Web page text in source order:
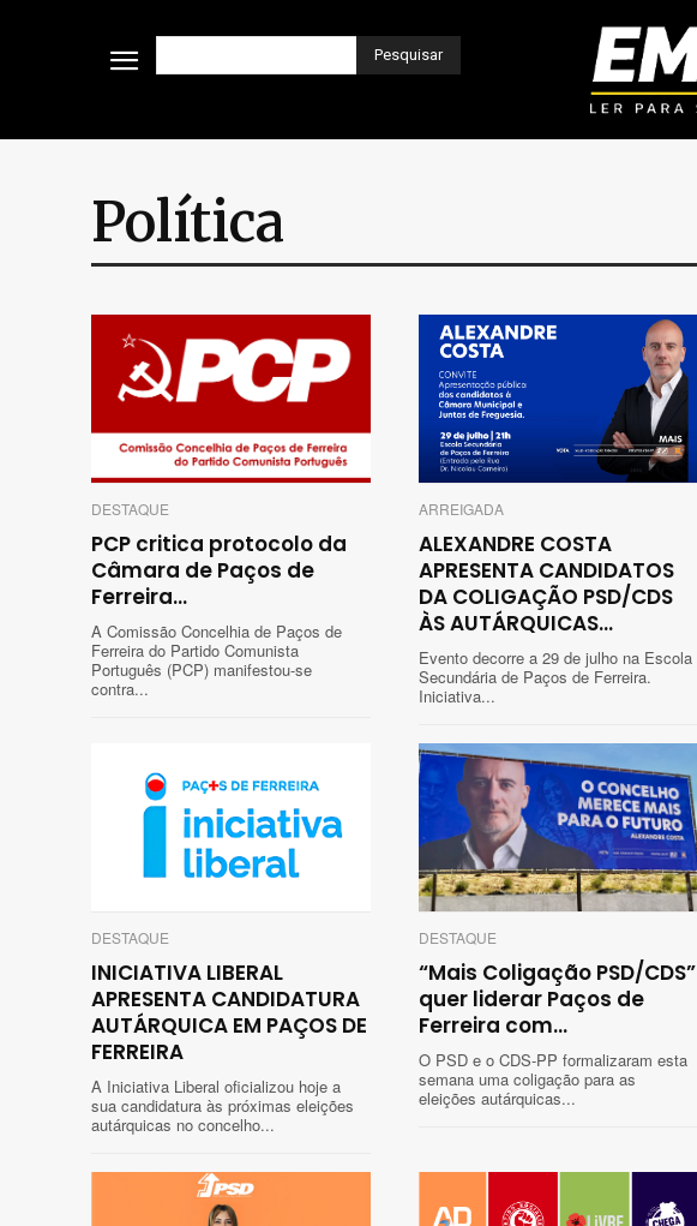
Pesquisar
Política
DESTAQUE
PCP critica protocolo da
Câmara de Paços de
Ferreira...
A Comissão Concelhia de Paços de
Ferreira do Partido Comunista
Português (PCP) manifestou-se
contra...
ARREIGADA
ALEXANDRE COSTA
APRESENTA CANDIDATOS
DA COLIGAÇÃO PSD/CDS
ÀS AUTÁRQUICAS...
Evento decorre a 29 de julho na Escola
Secundária de Paços de Ferreira.
Iniciativa...
DESTAQUE
INICIATIVA LIBERAL
APRESENTA CANDIDATURA
AUTÁRQUICA EM PAÇOS DE
FERREIRA
A Iniciativa Liberal oficializou hoje a
sua candidatura às próximas eleições
autárquicas no concelho...
DESTAQUE
“Mais Coligação PSD/CDS”
quer liderar Paços de
Ferreira com...
O PSD e o CDS-PP formalizaram esta
semana uma coligação para as
eleições autárquicas...